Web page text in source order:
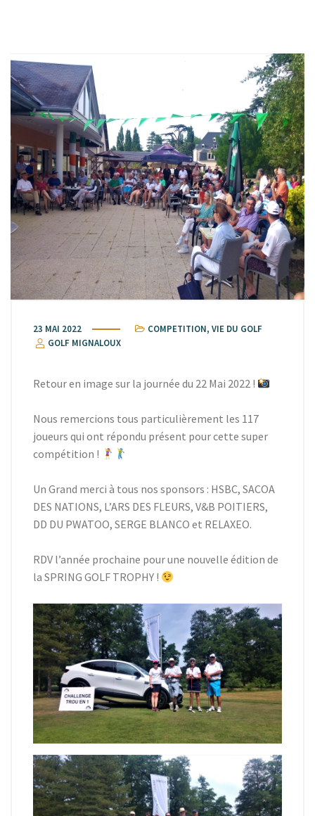
23 MAI 2022 COMPETITION,VIE DU GOLF
GOLF MIGNALOUX
Retour en image sur la journée du 22 Mai 2022 !
Nous remercions tous particulièrement les 117
joueurs qui ont répondu présent pour cette super
compétition !
Un Grand merci à tous nos sponsors : HSBC, SACOA
DES NATIONS, L’ARS DES FLEURS, V&B POITIERS,
DD DU PWATOO, SERGE BLANCO et RELAXEO.
RDV l’année prochaine pour une nouvelle édition de
la SPRING GOLF TROPHY !